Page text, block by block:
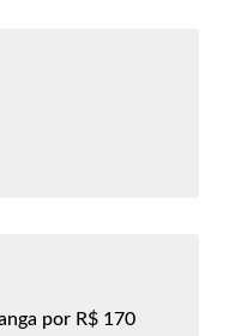
por R$ 170